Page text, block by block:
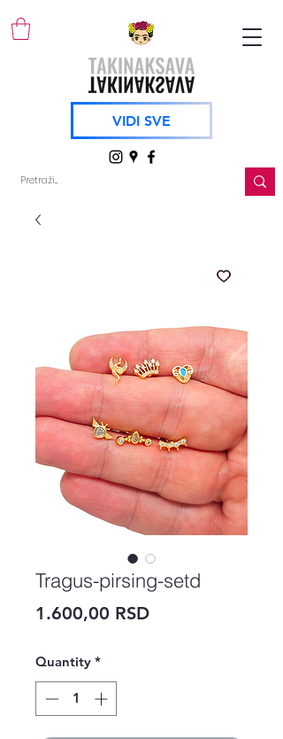
VIDI SVE
Tragus-pirsing-setd
1.600,00 RSDPrice
Quantity *